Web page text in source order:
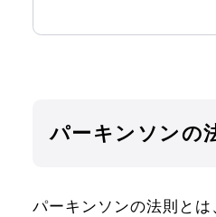
パーキンソンの
パーキンソンの法則と